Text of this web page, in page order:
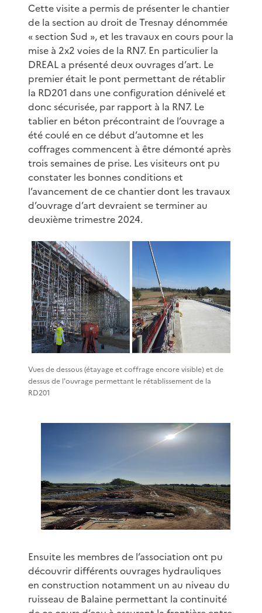
Cette visite a permis de présenter le chantier
de la section au droit de Tresnay dénommée
« section Sud », et les travaux en cours pour la
mise à 2x2 voies de la RN7. En particulier la
DREAL a présenté deux ouvrages d’art. Le
premier était le pont permettant de rétablir
la RD201 dans une configuration dénivelé et
donc sécurisée, par rapport à la RN7. Le
tablier en béton précontraint de l’ouvrage a
été coulé en ce début d’automne et les
coffrages commencent à être démonté après
trois semaines de prise. Les visiteurs ont pu
constater les bonnes conditions et
l’avancement de ce chantier dont les travaux
d’ouvrage d’art devraient se terminer au
deuxième trimestre 2024.
Vues de dessous (étayage et coffrage encore visible) et de
dessus de l'ouvrage permettant le rétablissement de la
RD201
Ensuite les membres de l’association ont pu
découvrir différents ouvrages hydrauliques
en construction notamment un au niveau du
ruisseau de Balaine permettant la continuité